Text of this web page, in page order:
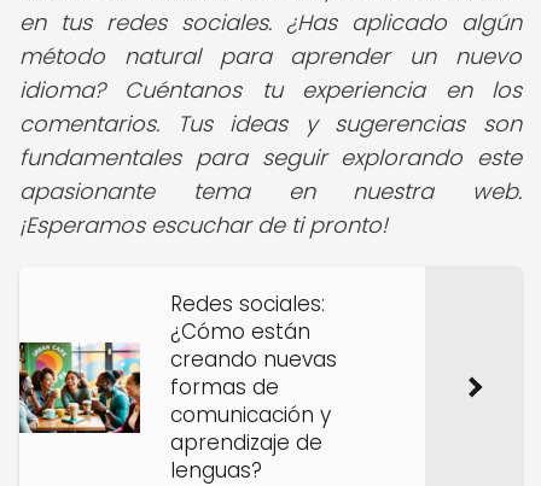
en tus redes sociales. ¿Has aplicado algún
método natural para aprender un nuevo
idioma? Cuéntanos tu experiencia en los
comentarios. Tus ideas y sugerencias son
fundamentales para seguir explorando este
apasionante tema en nuestra web.
¡Esperamos escuchar de ti pronto!
Redes sociales:
¿Cómo están
creando nuevas
formas de
comunicación y
aprendizaje de
lenguas?